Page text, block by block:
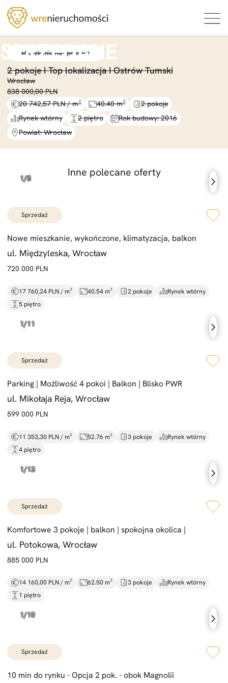
Mieszkanie na sprzedaż
2 pokoje I Top lokalizacja I Ostrów Tumski
Wrocław
838 000,00 PLN
20 742,57 PLN / m²
40.40 m²
2 pokoje
Rynek wtórny
2 piętro
Rok budowy: 2016
Powiat: Wrocław
Inne polecane oferty
sprzedaż
Nowe mieszkanie, wykończone, klimatyzacja, balkon
ul. Międzyleska, Wrocław
720 000 PLN
17 760,24 PLN / m² 40.54 m² 2 pokoje
Rynek wtórny
5 piętro
sprzedaż
Parking | Możliwość 4 pokoi | Balkon | Blisko PWR
ul. Mikołaja Reja, Wrocław
599 000 PLN
11 353,30 PLN / m² 52.76 m² 3 pokoje
Rynek wtórny
4 piętro
sprzedaż
Komfortowe 3 pokoje | balkon | spokojna okolica |
ul. Potokowa, Wrocław
885 000 PLN
14 160,00 PLN / m² 62.50 m² 3 pokoje
Rynek wtórny
1 piętro
sprzedaż
10 min do rynku -Opcja 2 pok. -obok Magnolii